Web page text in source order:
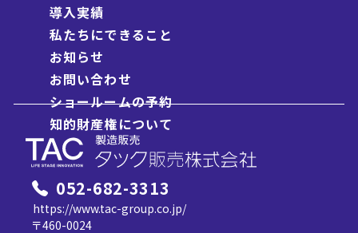
導入実績
私たちにできること
お知らせ
お問い合わせ
ショールームの予約
知的財産権について
052-682-3313
https://www.tac-group.co.jp/
〒460-0024